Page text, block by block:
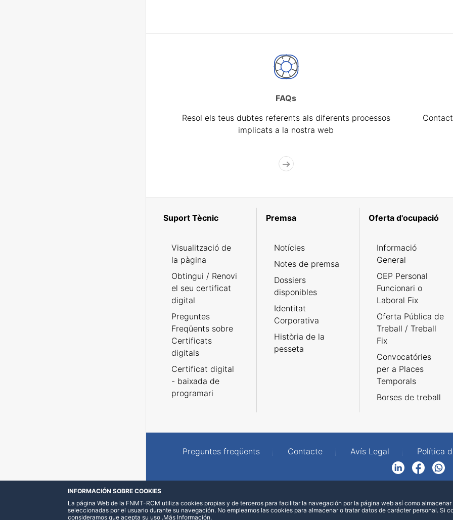
FAQs
Resol els teus dubtes referents als diferents processos
implicats a la nostra web
Suport Tècnic
Visualització de
la pàgina
Obtingui / Renovi
el seu certificat
digital
Preguntes
Freqüents sobre
Certificats
digitals
Certificat digital
- baixada de
programari
Premsa
Notícies
Notes de premsa
Dossiers
disponibles
Identitat
Corporativa
Història de la
pesseta
Oferta d'ocupació
Informació
General
OEP Personal
Funcionari o
Laboral Fix
Oferta Pública de
Treball / Treball
Fix
Convocatóries
per a Places
Temporals
Borses de treball
Preguntes freqüents Contacte Avís Legal Política
FacebookWhatsApp
INFORMACIÓN SOBRE COOKIES
La página Web de la FNMT-RCM utiliza cookies propias y de terceros para facilitar la navegación por la página web así como
seleccionadas por el usuario durante su navegación. No empleamos las cookies para almacenar o tratar datos de carácter personal. Si
consideramos que acepta su uso .Más Información.